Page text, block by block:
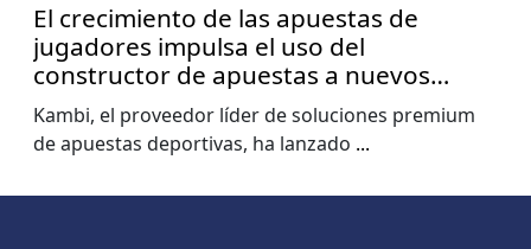
El crecimiento de las apuestas de
jugadores impulsa el uso del
constructor de apuestas a nuevos
niveles, muestra el informe de la Copa
del Mundo de Kambi
Kambi, el proveedor líder de soluciones premium
de apuestas deportivas, ha lanzado ...